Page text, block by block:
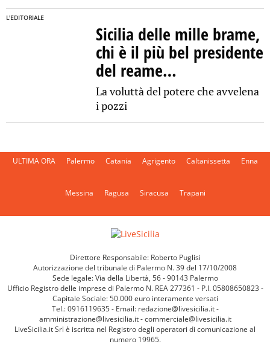
L'EDITORIALE
Sicilia delle mille brame,
chi è il più bel presidente
del reame…
La voluttà del potere che avvelena
i pozzi
ULTIMA ORA Palermo Catania Agrigento Caltanissetta Enna
Messina Ragusa Siracusa Trapani
Direttore Responsabile: Roberto Puglisi
Autorizzazione del tribunale di Palermo N. 39 del 17/10/2008
Sede legale: Via della Libertà, 56 - 90143 Palermo
Ufficio Registro delle imprese di Palermo N. REA 277361 - P.I. 05808650823 -
Capitale Sociale: 50.000 euro interamente versati
Tel.: 0916119635 - Email: redazione@livesicilia.it -
amministrazione@livesicilia.it - commerciale@livesicilia.it
LiveSicilia.it Srl è iscritta nel Registro degli operatori di comunicazione al
numero 19965.